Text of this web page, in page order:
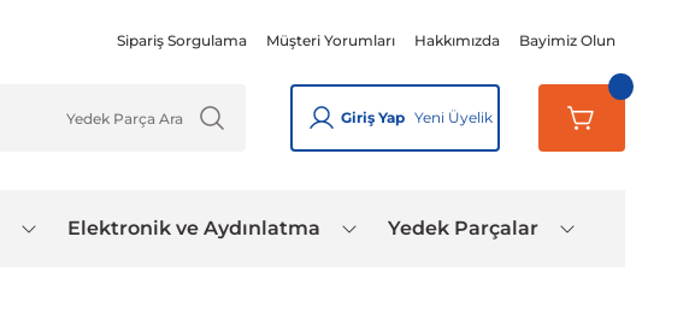
Sipariş Sorgulama Müşteri Yorumları Hakkımızda Bayimiz Olun
Giriş Yap Yeni Üyelik
Elektronik ve Aydınlatma Yedek Parçalar